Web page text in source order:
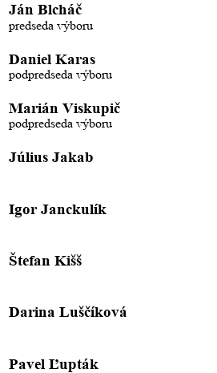
Ján Blcháč
predseda výboru
Daniel Karas
podpredseda výboru
Marián Viskupič
podpredseda výboru
Július Jakab
Igor Janckulík
Štefan
Darina
Pavel Ľupták